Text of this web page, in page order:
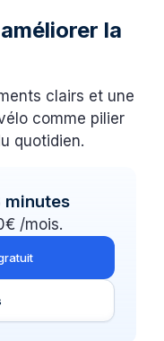
la
clairs et une
comme pilier
quotidien.
minutes
/mois.